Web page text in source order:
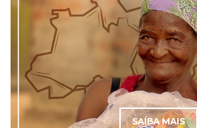
SAÍBA MAIS